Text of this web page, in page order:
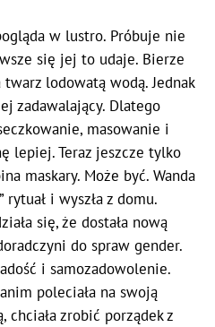
w lustro. Próbuje nie
się jej to udaje. Bierze
lodowatą wodą. Jednak
zadawalający. Dlatego
masowanie i
lepiej. Teraz jeszcze tylko
maskary. Może być. Wanda
rytuał i wyszła z domu.
się, że dostała nową
do spraw gender.
i samozadowolenie.
poleciała na swoją
chciała zrobić porządek z